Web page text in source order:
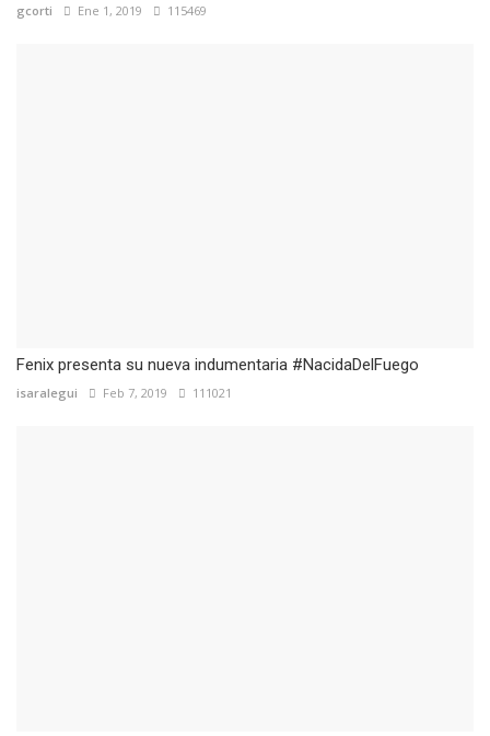
gcorti Ene 1, 2019 115469
Fenix presenta su nueva indumentaria #NacidaDelFuego
isaralegui Feb 7, 2019 111021